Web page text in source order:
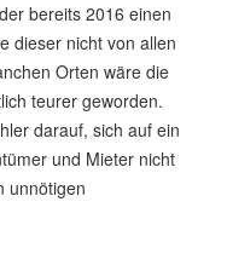
bereits 2016 einen
dieser nicht von allen
Orten wäre die
teurer geworden.
darauf, sich auf ein
und Mieter nicht
unnötigen